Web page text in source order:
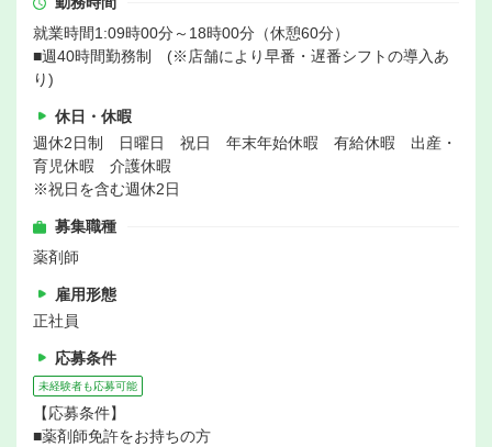
就業時間1:09時00分～18時00分（休憩60分）
■週40時間勤務制 (※店舗により早番・遅番シフトの導入あ
り)
休日・休暇
週休2日制 日曜日 祝日 年末年始休暇 有給休暇 出産・
育児休暇 介護休暇
※祝日を含む週休2日
募集職種
薬剤師
雇用形態
正社員
応募条件
未経験者も応募可能
【応募条件】
■薬剤師免許をお持ちの方